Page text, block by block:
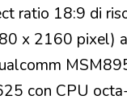
ratio 18:9 di
x 2160 pixel)
con CPU